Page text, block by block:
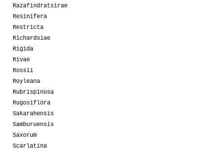
Razafindratsirae
Resinifera
Restricta
Richardsiae
Rigida
Rivae
Rossii
Royleana
Rubrispinosa
Rugosiflora
Sakarahensis
Samburuensis
Saxorum
Scarlatina